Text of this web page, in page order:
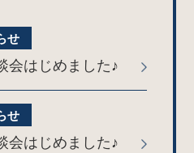
せ
はじめました♪
せ
はじめました♪